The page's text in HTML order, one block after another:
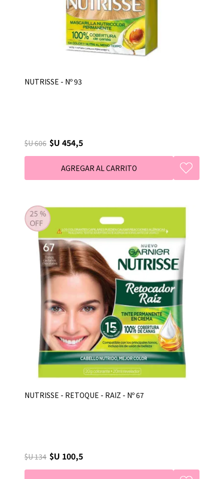
NUTRISSE - Nº 93
$U 606 $U 454,5
NUTRISSE - RETOQUE - RAIZ - Nº 67
$U 134 $U 100,5